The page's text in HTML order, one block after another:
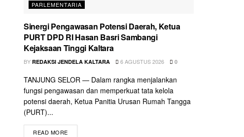
PARLEMENTARIA
Sinergi Pengawasan Potensi Daerah, Ketua
PURT DPD RI Hasan Basri Sambangi
Kejaksaan Tinggi Kaltara
BY REDAKSI JENDELA KALTARA 6 AGUSTUS 2026 0
TANJUNG SELOR — Dalam rangka menjalankan
fungsi pengawasan dan memperkuat tata kelola
potensi daerah, Ketua Panitia Urusan Rumah Tangga
(PURT)...
READ MORE